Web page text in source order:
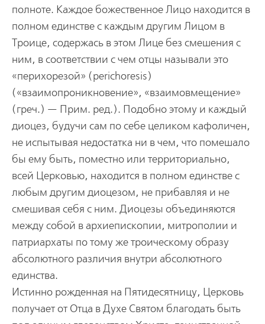
полноте. Каждое божественное Лицо находится в
полном единстве с каждым другим Лицом в
Троице, содержась в этом Лице без смешения с
ним, в соответствии с чем отцы называли это
«перихорезой» (реrichoresis)
(«взаимопроникновение», «взаимовмещение»
(греч.) — Прим. ред.). Подобно этому и каждый
диоцез, будучи сам по себе целиком кафоличен,
не испытывая недостатка ни в чем, что помешало
бы ему быть, поместно или территориально,
всей Церковью, находится в полном единстве с
любым другим диоцезом, не прибавляя и не
смешивая себя с ним. Диоцезы объединяются
между собой в архиепископии, митрополии и
патриархаты по тому же троическому образу
абсолютного различия внутри абсолютного
единства.
Истинно рожденная на Пятидесятницу, Церковь
получает от Отца в Духе Святом благодать быть